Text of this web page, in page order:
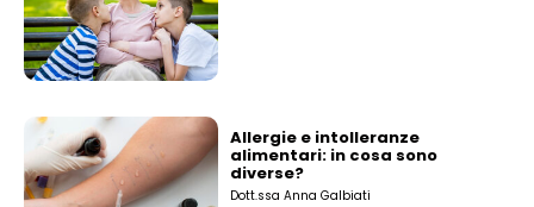
Allergie e intolleranze
alimentari: in cosa sono
diverse?
Dott.ssa Anna Galbiati